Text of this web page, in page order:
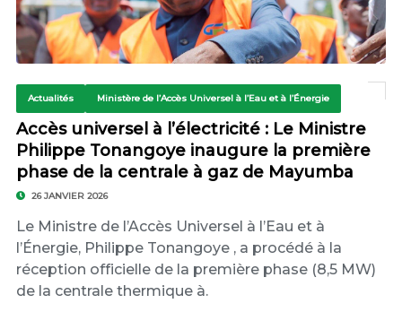
Actualités Ministère de l’Accès Universel à l’Eau et à l’Énergie
Accès universel à l’électricité : Le Ministre
Philippe Tonangoye inaugure la première
phase de la centrale à gaz de Mayumba
26 JANVIER 2026
Le Ministre de l’Accès Universel à l’Eau et à
l’Énergie, Philippe Tonangoye , a procédé à la
réception officielle de la première phase (8,5 MW)
de la centrale thermique à.